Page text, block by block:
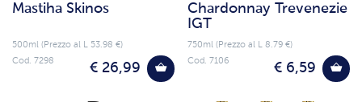
Mastiha Skinos
500ml (Prezzo al L 53.98 €)
€ 26,99
Cod. 7298
Chardonnay Trevenezie
IGT
750ml (Prezzo al L 8.79 €)
€ 6,59
Cod. 7106